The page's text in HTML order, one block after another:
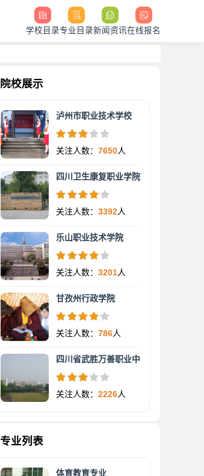
学校目录专业目录新闻资讯在线报名
院校展示
泸州市职业技术学校
关注人数： 7650人
四川卫生康复职业学院
关注人数： 3392人
乐山职业技术学院
关注人数： 3201人
甘孜州行政学院
关注人数： 786人
四川省武胜万善职业中
关注人数： 2226人
专业列表
体育教育专业